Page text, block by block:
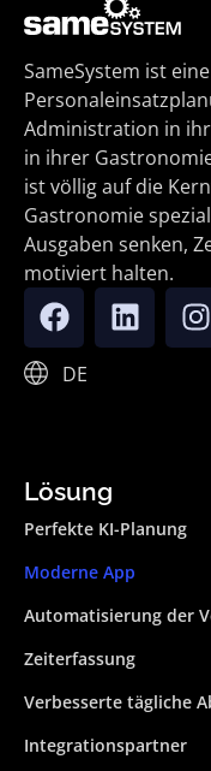
SameSystem ist
Administration in
in ihrer
ist völlig auf die
Gastronomie
Ausgaben senken,
motiviert halten.
DE
Lösung
Perfekte KI-Planung
Moderne App
Automatisierung der
Zeiterfassung
Verbesserte tägliche
Integrationspartner